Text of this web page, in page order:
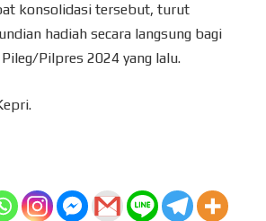
konsolidasi tersebut, turut
hadiah secara langsung bagi
Pilpres 2024 yang lalu.